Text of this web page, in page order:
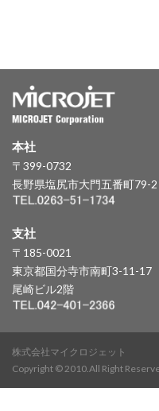
本社
〒399-0732
長野県塩尻市大門五番町79-2
支社
〒185-0021
東京都国分寺市南町3-11-17
尾崎ビル2階
株式会社マイクロジェット
Copyright © 2010.All Right